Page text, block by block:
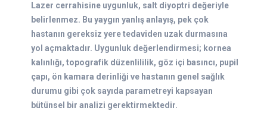
Lazer cerrahisine uygunluk, salt diyoptri değeriyle
belirlenmez. Bu yaygın yanlış anlayış, pek çok
hastanın gereksiz yere tedaviden uzak durmasına
yol açmaktadır. Uygunluk değerlendirmesi; kornea
kalınlığı, topografik düzenlililik, göz içi basıncı, pupil
çapı, ön kamara derinliği ve hastanın genel sağlık
durumu gibi çok sayıda parametreyi kapsayan
bütünsel bir analizi gerektirmektedir.